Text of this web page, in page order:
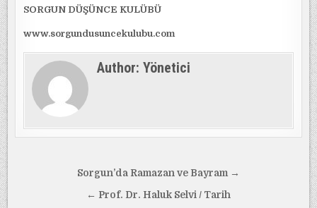
SORGUN DÜŞÜNCE KULÜBÜ
www.sorgundusuncekulubu.com
Author:Yönetici
gezinmesi
Sorgun’da Ramazan ve Bayram →
← Prof. Dr. Haluk Selvi / Tarih